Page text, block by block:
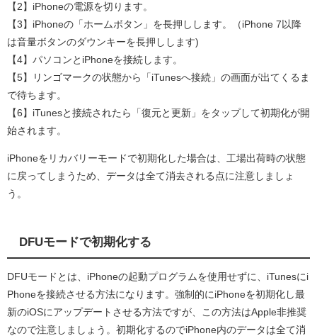
【2】iPhoneの電源を切ります。
【3】iPhoneの「ホームボタン」を長押しします。（iPhone 7以降
は音量ボタンのダウンキーを長押しします)
【4】パソコンとiPhoneを接続します。
【5】リンゴマークの状態から「iTunesへ接続」の画面が出てくるま
で待ちます。
【6】iTunesと接続されたら「復元と更新」をタップして初期化が開
始されます。
iPhoneをリカバリーモードで初期化した場合は、工場出荷時の状態
に戻ってしまうため、データは全て消去される点に注意しましょ
う。
DFUモードで初期化する
DFUモードとは、iPhoneの起動プログラムを使用せずに、iTunesにi
Phoneを接続させる方法になります。強制的にiPhoneを初期化し最
新のiOSにアップデートさせる方法ですが、この方法はApple非推奨
なので注意しましょう。初期化するのでiPhone内のデータは全て消